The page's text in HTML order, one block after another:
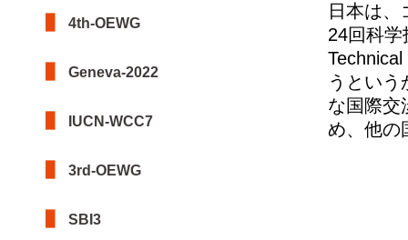
4th-OEWG
Geneva-2022
IUCN-WCC7
3rd-OEWG
SBI3
日本は
24回科
うとい
な国際交
め、他の